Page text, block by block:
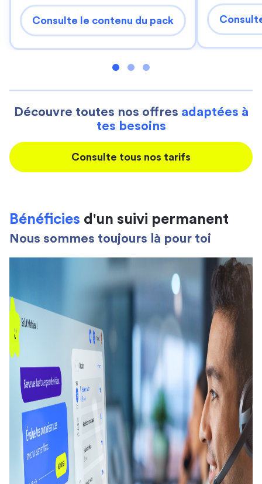
Consulte le contenu du pack
Découvre toutes nos offres adaptées à
tes besoins
Consulte tous nos tarifs
Bénéficies d'un suivi permanent
Nous sommes toujours là pour toi